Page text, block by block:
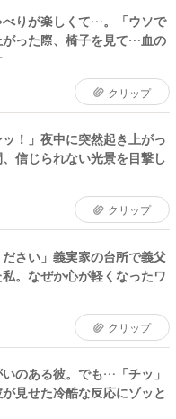
べりが楽しくて…。「ウソで
った際、椅子を見て…血の
クリップ
ッ！」夜中に突然起き上がっ
信じられない光景を目撃し
クリップ
ださい」義実家の台所で義父
。なぜか心が軽くなったワ
クリップ
のある彼。でも…「チッ」
見せた冷酷な反応にゾッと